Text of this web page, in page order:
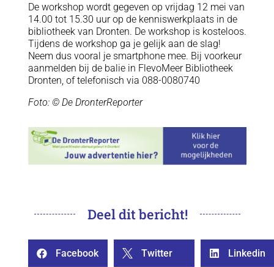
De workshop wordt gegeven op vrijdag 12 mei van
14.00 tot 15.30 uur op de kenniswerkplaats in de
bibliotheek van Dronten. De workshop is kosteloos.
Tijdens de workshop ga je gelijk aan de slag!
Neem dus vooral je smartphone mee. Bij voorkeur
aanmelden bij de balie in FlevoMeer Bibliotheek
Dronten, of telefonisch via 088-0080740
Foto: © De DronterReporter
Deel dit bericht!
 Facebook  Twitter  Linkedin